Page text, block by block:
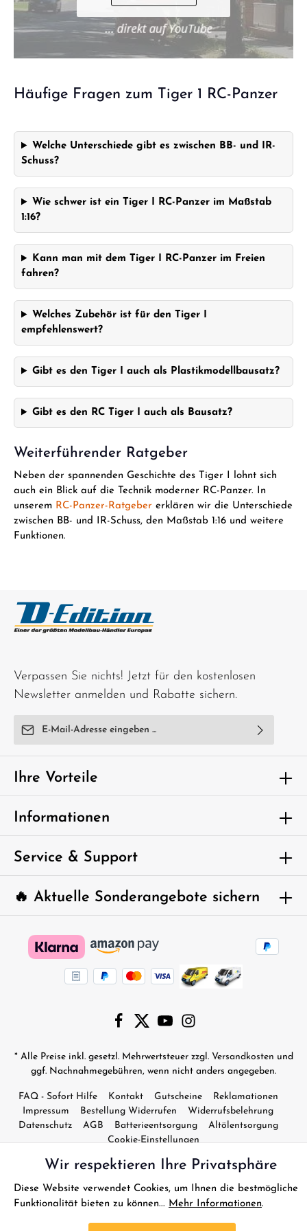
Panzer – Geschichte & RC-Modellbau RC-Panzer im Maßstab 1:16 – Realismus zum
unter unmittelbarer Aufsicht von Erwachsenen.
Häufige Fragen zum Tiger 1 RC-Panzer
Welche Unterschiede gibt es zwischen BB- und IR-
Schuss?
Wie schwer ist ein Tiger I RC-Panzer im Maßstab
1:16?
Kann man mit dem Tiger I RC-Panzer im Freien
fahren?
Welches Zubehör ist für den Tiger I
empfehlenswert?
Gibt es den Tiger I auch als Plastikmodellbausatz?
Gibt es den RC Tiger I auch als Bausatz?
Weiterführender Ratgeber
Neben der spannenden Geschichte des Tiger I lohnt sich
auch ein Blick auf die Technik moderner RC-Panzer. In
unserem RC-Panzer-Ratgeber erklären wir die Unterschiede
zwischen BB- und IR-Schuss, den Maßstab 1:16 und weitere
Funktionen.
Verpassen Sie nichts! Jetzt für den kostenlosen
Newsletter anmelden und Rabatte sichern.
E-Mail-Adresse*
Ich habe dieDatenschutzbestimmungenzur Kenntnis
genommen und die
einverstanden.
Um weiterzugehen, geben Sie die oben
abgebildeten Zeichen ein*
🔥 Aktuelle Sonderangebote sichern
Ihre Vorteile
Informationen
Service & Support
* Alle Preise inkl. gesetzl. Mehrwertsteuer zzgl. Versandkosten und
ggf. Nachnahmegebühren, wenn nicht anders angegeben.
© 2026 D-Edition RC Modellbau - with byZenit Design
FAQ - Sofort Hilfe Kontakt Gutscheine
Reklamationen
Impressum
Bestellung Widerrufen
Widerrufsbelehrung
Datenschutz
AGB Batterieentsorgung
Altölentsorgung
Cookie-Einstellungen
Wir respektieren Ihre Privatsphäre
Diese Website verwendet Cookies, um Ihnen die bestmögliche
Funktionalität bieten zu können... Mehr Informationen.